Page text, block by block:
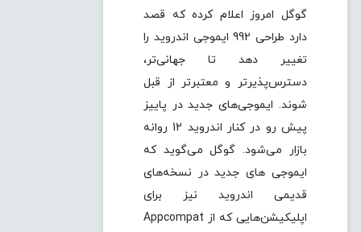
گوگل امروز اعلام کرده که قصد
دارد طراحی 992 ایموجی‌ اندروید را
تغییر دهد تا جهانی‌تر،
دسترس‌پذیرتر و معتبرتر از قبل
شوند. ایموجی‌های جدید در پاییز
پیش رو در کنار اندروید 12 روانه
بازار می‌شود. گوگل می‌گوید که
ایموجی های جدید در نسخه‌های
قدیمی اندروید نیز برای
اپلیکیشن‌هایی که از Appcompat